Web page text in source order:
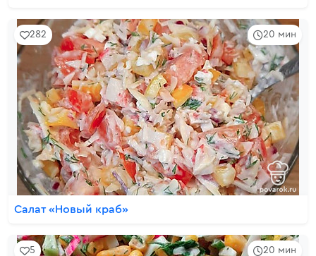
20 мин
282
Салат «Новый краб»
20 мин
5